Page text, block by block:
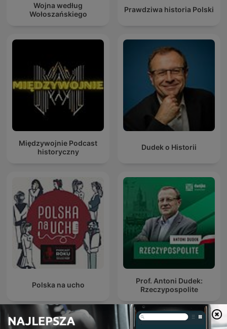
Wojna według
Wołoszańskiego
Prawdziwa historia Polski
Międzywojnie Podcast
historyczny
Dudek o Historii
Polska na ucho
Prof. Antoni Dudek:
Rzeczypospolite